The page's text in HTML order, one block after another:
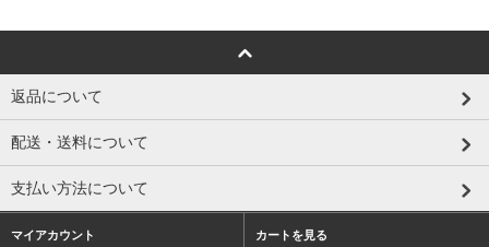
返品について
配送・送料について
支払い方法について
マイアカウント カートを見る